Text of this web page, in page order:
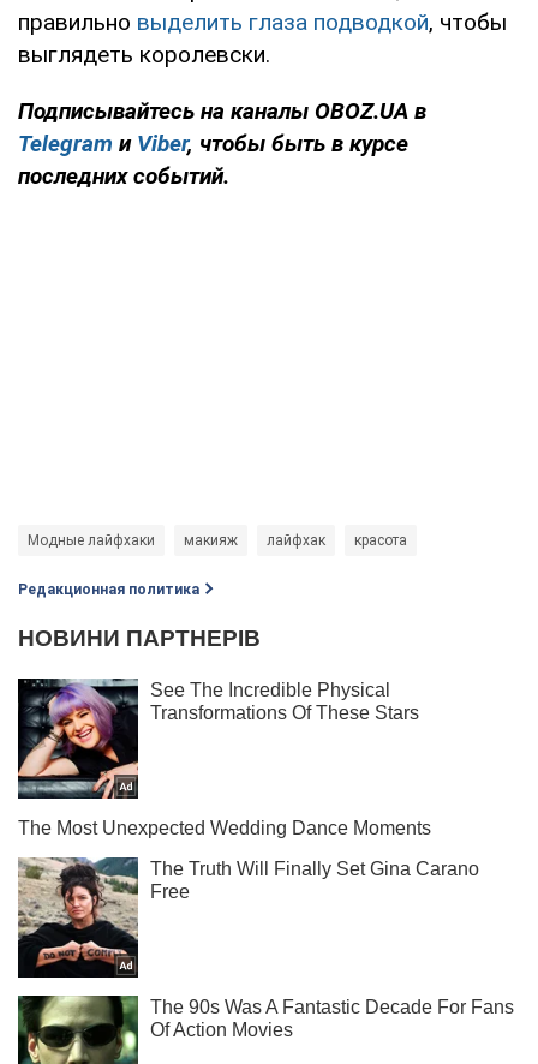
правильно выделить глаза подводкой, чтобы
выглядеть королевски.
Подписывайтесь на каналы OBOZ.UA в
Telegram и Viber, чтобы быть в курсе
последних событий.
Модные лайфхаки макияж лайфхак красота
Редакционная политика